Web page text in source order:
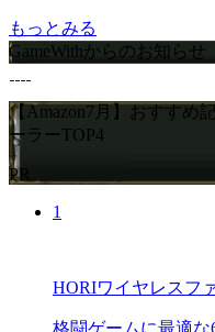
もっとみる
GameWithからのお知らせ
【Amazon7月】おすすめ
ーラーTOP4
PR
1
HORIワイヤレスフ
格闘ゲームに最適